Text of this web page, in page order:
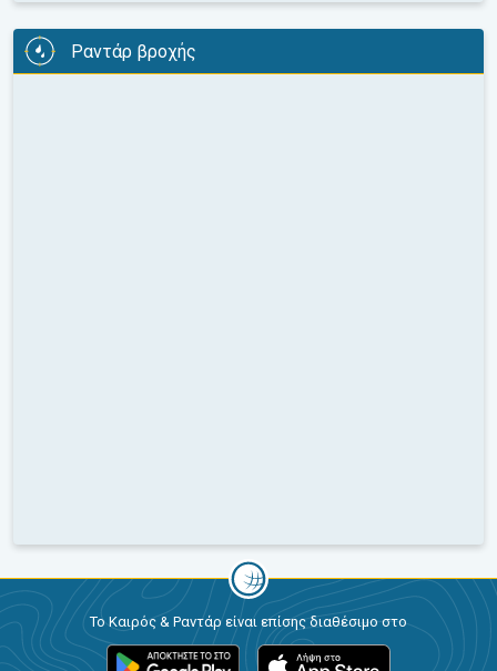
Ραντάρ βροχής
Το Καιρός & Ραντάρ είναι επίσης διαθέσιμο στο